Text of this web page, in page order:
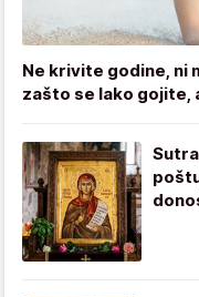
Ne krivite godine, ni
zašto se lako gojite,